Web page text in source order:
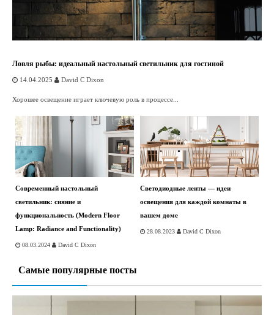
Ловля рыбы: идеальный настольный светильник для гостиной
14.04.2025 David C Dixon
Хорошее освещение играет ключевую роль в процессе...
Современный настольный
светильник: сияние и
функциональность (Modern Floor
Lamp: Radiance and Functionality)
08.03.2024 David C Dixon
Светодиодные ленты — идеи
освещения для каждой комнаты в
вашем доме
28.08.2023 David C Dixon
Самые популярные посты